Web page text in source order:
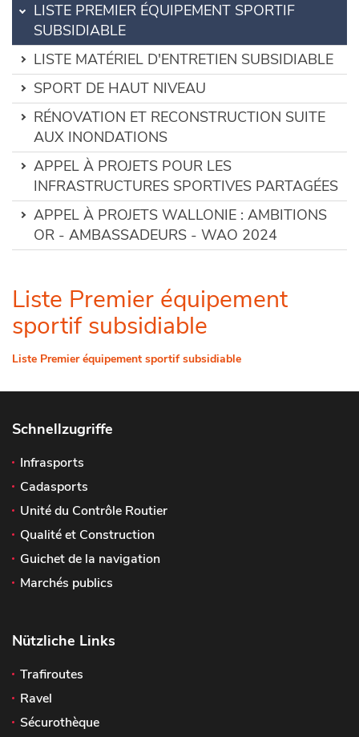
LISTE PREMIER ÉQUIPEMENT SPORTIF
SUBSIDIABLE
LISTE MATÉRIEL D'ENTRETIEN SUBSIDIABLE
SPORT DE HAUT NIVEAU
RÉNOVATION ET RECONSTRUCTION SUITE
AUX INONDATIONS
APPEL À PROJETS POUR LES
INFRASTRUCTURES SPORTIVES PARTAGÉES
APPEL À PROJETS WALLONIE : AMBITIONS
OR - AMBASSADEURS - WAO 2024
Liste Premier équipement
sportif subsidiable
Liste Premier équipement sportif subsidiable
Schnellzugriffe
Infrasports
Cadasports
Unité du Contrôle Routier
Qualité et Construction
Guichet de la navigation
Marchés publics
Nützliche Links
Trafiroutes
Ravel
Sécurothèque